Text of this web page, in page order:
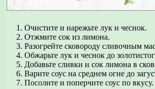
Очистите и нарежьте лук и чеснок.
Отжмите сок из лимона.
Разогрейте сковороду сливочным
Обжарьте лук и чеснок до
Добавьте сливки и сок лимона в
Варите соус на среднем огне до
Посолите и поперчите соус по вкусу.